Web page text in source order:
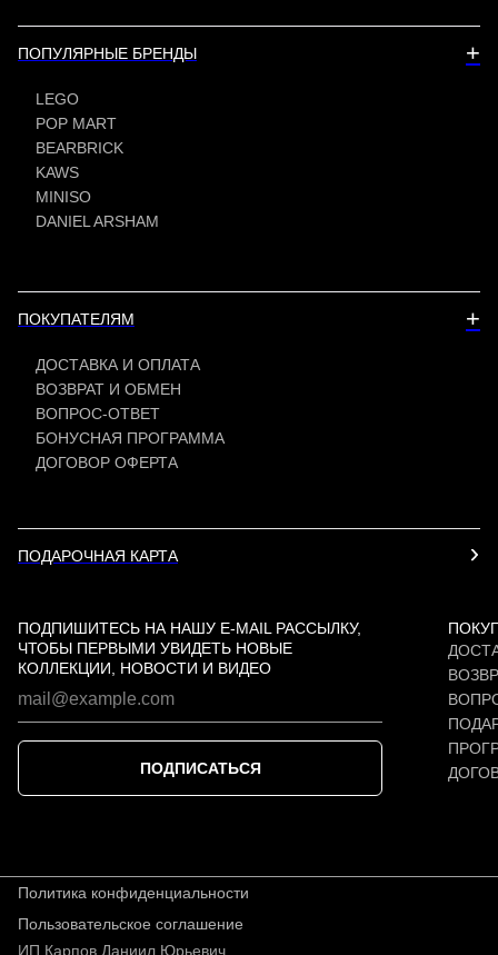
ПОПУЛЯРНЫЕ БРЕНДЫ +
LEGO
POP MART
BEARBRICK
KAWS
MINISO
DANIEL ARSHAM
ПОКУПАТЕЛЯМ +
ДОСТАВКА И ОПЛАТА
ВОЗВРАТ И ОБМЕН
ВОПРОС-ОТВЕТ
БОНУСНАЯ ПРОГРАММА
ДОГОВОР ОФЕРТА
ПОДАРОЧНАЯ КАРТА
ПОДПИШИТЕСЬ НА НАШУ E-MAIL РАССЫЛКУ,
ЧТОБЫ ПЕРВЫМИ УВИДЕТЬ НОВЫЕ
КОЛЛЕКЦИИ, НОВОСТИ И ВИДЕО
ПОДПИСАТЬСЯ
ИП Карпов Даниил Юрьевич
Политика конфиденциальности
Пользовательское соглашение